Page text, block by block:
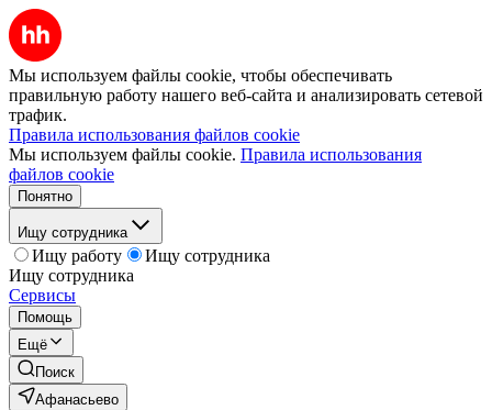
Мы используем файлы cookie, чтобы обеспечивать
правильную работу нашего веб-сайта и анализировать сетевой
трафик.
Правила использования файлов cookie
Мы используем файлы cookie. Правила использования
файлов cookie
Понятно
Ищу сотрудника
Ищу работу
Ищу сотрудника
Ищу сотрудника
Сервисы
Помощь
Ещё
Поиск
Афанасьево